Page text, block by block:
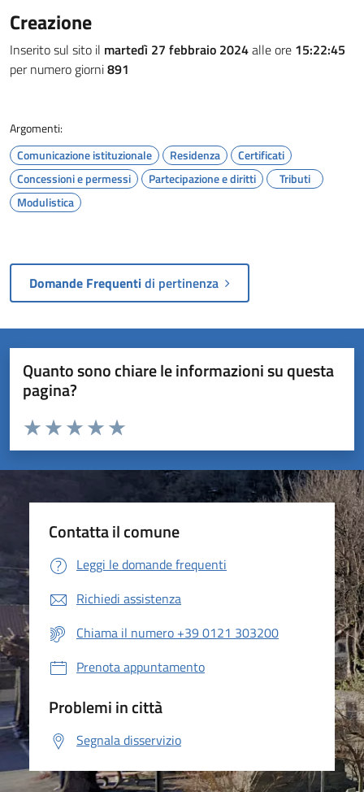
Creazione
Inserito sul sito il martedì 27 febbraio 2024alle ore 15:22:45
per numero giorni891
Argomenti:
Comunicazione istituzionale
Residenza
Certificati
Concessioni e permessi
Partecipazione e diritti
Tributi
Modulistica
Domande Frequentidi pertinenza
Quanto sono chiare le informazioni su questa
pagina?
Valuta da 1 a 5 stelle la pagina
Valuta 5 stelle su 5
Valuta 4 stelle su 5
Valuta 3 stelle su 5
Valuta 2 stelle su 5
Valuta 1 stelle su 5
Contatta il comune
Leggi le domande frequenti
Richiedi assistenza
Chiama il numero +39 0121 303200
Prenota appuntamento
Problemi in città
Segnala disservizio